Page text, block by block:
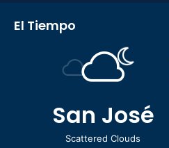
El Tiempo
San José
Scattered Clouds